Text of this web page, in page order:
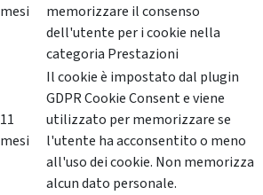
mesi
memorizzare il consenso
dell'utente per i cookie nella
categoria Prestazioni
11
mesi
Il cookie è impostato dal plugin
GDPR Cookie Consent e viene
utilizzato per memorizzare se
l'utente ha acconsentito o meno
all'uso dei cookie. Non memorizza
alcun dato personale.